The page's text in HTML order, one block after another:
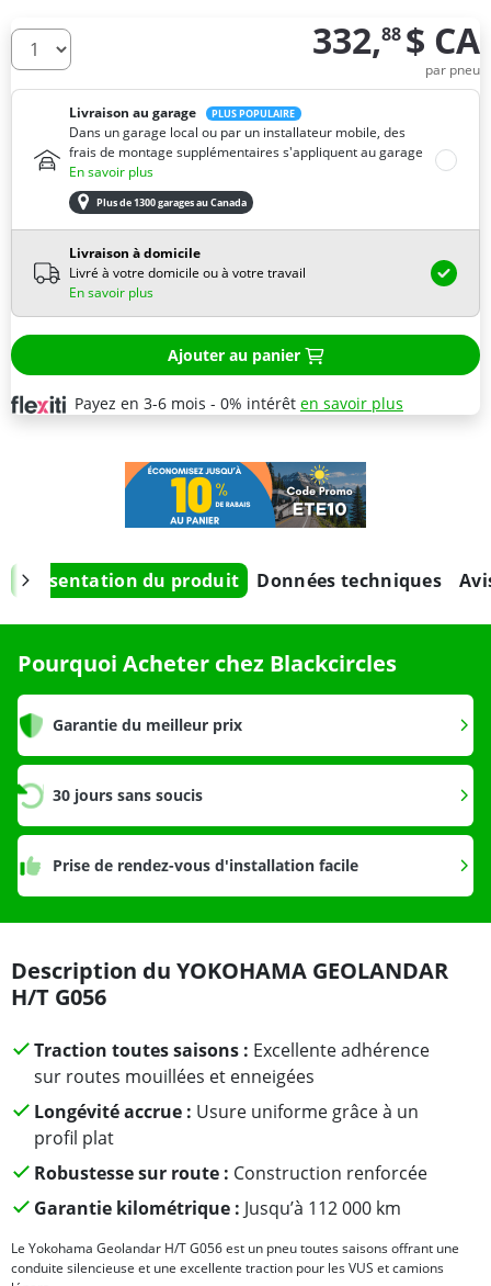
De combien de pneus avez-vous besoin ? 332,88 $ CA
par pneu
Livraison au garage PLUS POPULAIRE
Dans un garage local ou par un installateur mobile, des
frais de montage supplémentaires s'appliquent au garage
En savoir plus
Plus de 1300 garages au Canada
Livraison à domicile
Livré à votre domicile ou à votre travail
En savoir plus
Ajouter au panier
Payez en 3-6 mois - 0% intérêt en savoir plus
Présentation du produit Données techniques
Pourquoi Acheter chez Blackcircles
Garantie du meilleur prix
30 jours sans soucis
Prise de rendez-vous d'installation facile
Description du YOKOHAMA GEOLANDAR
H/T G056
Traction toutes saisons : Excellente adhérence
sur routes mouillées et enneigées
Longévité accrue : Usure uniforme grâce à un
profil plat
Robustesse sur route : Construction renforcée
Garantie kilométrique : Jusqu’à 112 000 km
Le Yokohama Geolandar H/T G056 est un pneu toutes saisons offrant une
conduite silencieuse et une excellente traction pour les VUS et camions